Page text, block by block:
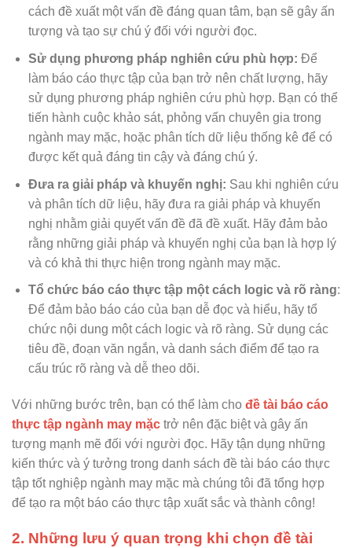
cách đề xuất một vấn đề đáng quan tâm, bạn sẽ gây ấn
tượng và tạo sự chú ý đối với người đọc.
Sử dụng phương pháp nghiên cứu phù hợp: Để
làm báo cáo thực tập của bạn trở nên chất lượng, hãy
sử dụng phương pháp nghiên cứu phù hợp. Bạn có thể
tiến hành cuộc khảo sát, phỏng vấn chuyên gia trong
ngành may mặc, hoặc phân tích dữ liệu thống kê để có
được kết quả đáng tin cậy và đáng chú ý.
Đưa ra giải pháp và khuyến nghị: Sau khi nghiên cứu
và phân tích dữ liệu, hãy đưa ra giải pháp và khuyến
nghị nhằm giải quyết vấn đề đã đề xuất. Hãy đảm bảo
rằng những giải pháp và khuyến nghị của bạn là hợp lý
và có khả thi thực hiện trong ngành may mặc.
Tổ chức báo cáo thực tập một cách logic và rõ ràng:
Để đảm bảo báo cáo của bạn dễ đọc và hiểu, hãy tổ
chức nội dung một cách logic và rõ ràng. Sử dụng các
tiêu đề, đoạn văn ngắn, và danh sách điểm để tạo ra
cấu trúc rõ ràng và dễ theo dõi.
Với những bước trên, bạn có thể làm cho đề tài báo cáo
thực tập ngành may mặc trở nên đặc biệt và gây ấn
tượng mạnh mẽ đối với người đọc. Hãy tận dụng những
kiến thức và ý tưởng trong danh sách đề tài báo cáo thực
tập tốt nghiệp ngành may mặc mà chúng tôi đã tổng hợp
để tạo ra một báo cáo thực tập xuất sắc và thành công!
2. Những lưu ý quan trọng khi chọn đề tài